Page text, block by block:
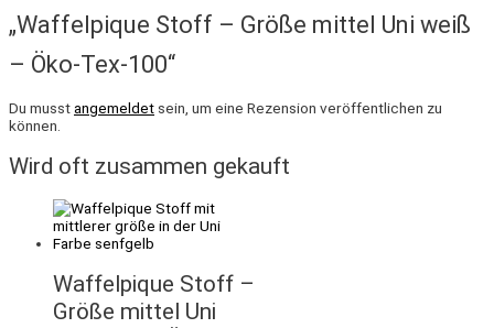
„Waffelpique Stoff – Größe mittel Uni weiß
– Öko-Tex-100“
Du musstangemeldet sein, um eine Rezension veröffentlichen zu
können.
Wird oft zusammen gekauft
Waffelpique Stoff –
Größe mittel Uni